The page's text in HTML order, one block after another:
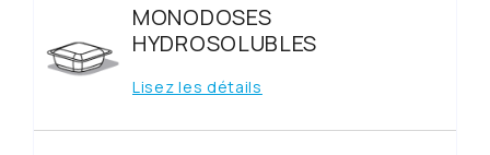
MONODOSES
HYDROSOLUBLES
Lisez les détails